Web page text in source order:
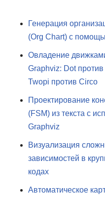
Генерация
(Org Chart) с
Овладение
Graphviz: Dot
Twopi против Circo
Проектирование
(FSM) из текста с
Graphviz
Визуализация
зависимостей в
кодах
Автоматическое